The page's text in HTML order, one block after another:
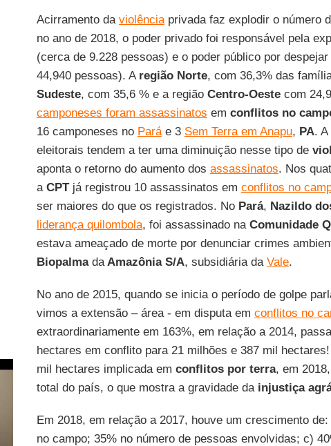
Acirramento da violênciaprivada faz explodir o número
no ano de 2018, o poder privado foi responsável pela
(cerca de 9.228 pessoas) e o poder público por
44,940 pessoas). A região Norte, com 36,3% das
Sudeste, com 35,6 % e a região Centro-Oestecom
camponeses foram assassinatos em conflitos no
16 camponeses no Paráe 3 Sem Terra em Anapu, PA. A
eleitorais tendem a ter uma diminuição nesse tipo de
aponta o retorno do aumento dos assassinatos. Nos
a CPTjá registrou 10 assassinatos em conflitos no
ser maiores do que os registrados. No Pará, Nazildo
liderança quilombola, foi assassinado na Comunidade
estava ameaçado de morte por denunciar crimes
BiopalmadaAmazônia S/A, subsidiária da Vale.
No ano de 2015, quando se inicia o período de golpe
vimos a extensão – área - em disputa em conflitos no
extraordinariamente em 163%, em relação a 2014,
hectares em conflito para 21 milhões e 387 mil
mil hectares implicada em conflitos por terra, em
total do país, o que mostra a gravidade da injustiça
Em 2018, em relação a 2017, houve um crescimento
no campo; 35% no número de pessoas envolvidas; c)